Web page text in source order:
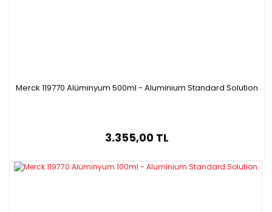
Merck 119770 Alüminyum 500ml - Aluminium Standard Solution
3.355,00 TL